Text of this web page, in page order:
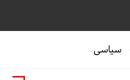
سیاسی